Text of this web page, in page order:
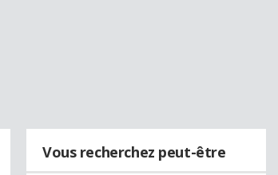
Vous recherchez peut-être